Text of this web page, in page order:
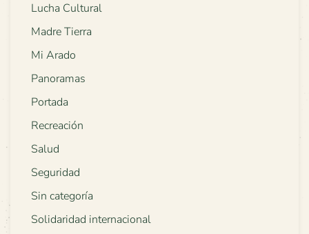
Lucha Cultural
Madre Tierra
Mi Arado
Panoramas
Portada
Recreación
Salud
Seguridad
Sin categoría
Solidaridad internacional